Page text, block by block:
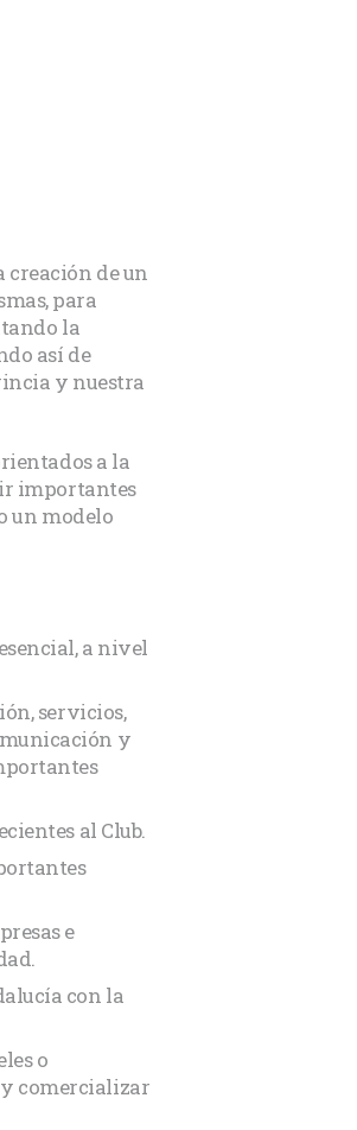
creación de un
para
la
así de
y nuestra
a la
importantes
un modelo
a nivel
servicios,
y
al Club.
e
con la
o
y comercializar